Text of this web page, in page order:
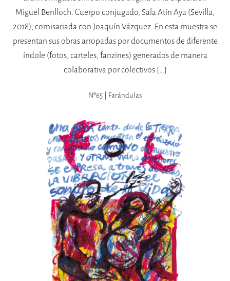
Miguel Benlloch. Cuerpo conjugado, Sala Atín Aya (Sevilla,
2018), comisariada con Joaquín Vázquez. En esta muestra se
presentan sus obras arropadas por documentos de diferente
índole (fotos, carteles, fanzines) generados de manera
colaborativa por colectivos […]
Nº65 | Farándulas